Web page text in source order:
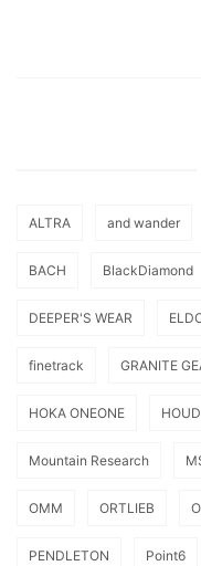
ALTRA and wander
BACH BlackDiamond
DEEPER'S WEAR
finetrack GRANITE
HOKA ONEONE
Mountain Research
OMM ORTLIEB
PENDLETON Point6